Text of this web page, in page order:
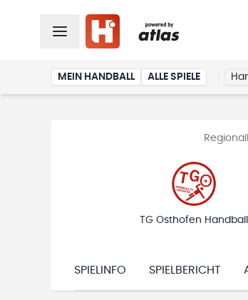
MEIN HANDBALL ALLE SPIELE
TG Osthofen Handball
SPIELINFO SPIELBERICHT